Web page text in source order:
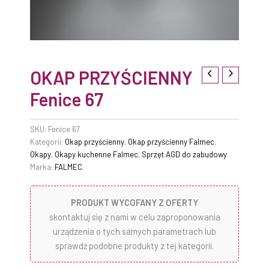
OKAP PRZYŚCIENNY
Fenice 67
SKU: Fenice 67
Kategorii: Okap przyścienny, Okap przyścienny Falmec,
Okapy, Okapy kuchenne Falmec, Sprzęt AGD do zabudowy
Marka: FALMEC
PRODUKT WYCOFANY Z OFERTY
skontaktuj się z nami w celu zaproponowania
urządzenia o tych samych parametrach lub
sprawdź podobne produkty z tej kategorii.